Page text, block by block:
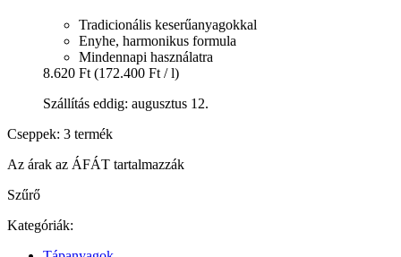
Tradicionális keserűanyagokkal
Enyhe, harmonikus formula
Mindennapi használatra
8.620 Ft (172.400 Ft / l)
Szállítás eddig: augusztus 12.
Cseppek: 3 termék
Az árak az ÁFÁT tartalmazzák
Szűrő
Kategóriák: